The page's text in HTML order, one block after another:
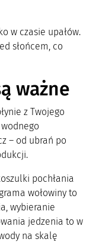
w czasie upałów.
słońcem, co
ważne
z Twojego
– od ubrań po
pochłania
wołowiny to
wybieranie
jedzenia to w
na skalę